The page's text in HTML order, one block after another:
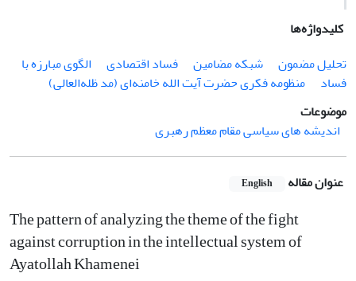
کلیدواژه‌ها
تحلیل مضمون
شبکه مضامین فساد اقتصادی
الگوی مبارزه با
فساد
منظومه فکری حضرت آیت الله خامنه‌ای (مد ظله‌العالی)
موضوعات
اندیشه های سیاسی مقام معظم رهبری
عنوان مقاله English
The pattern of analyzing the theme of the fight
against corruption in the intellectual system of
Ayatollah Khamenei